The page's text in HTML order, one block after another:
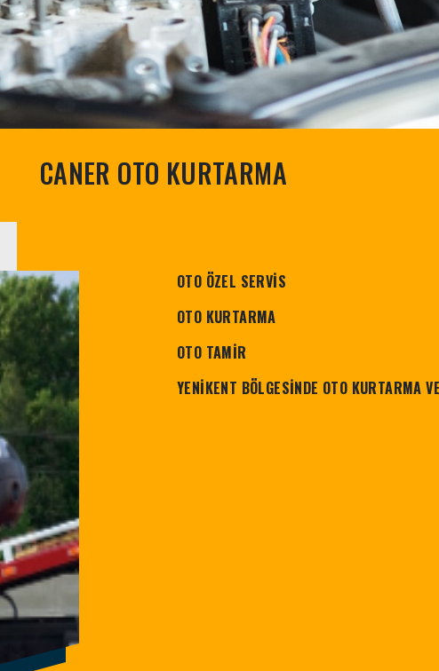
CANER OTO KURTARMA
OTO ÖZEL SERVİS
OTO KURTARMA
OTO TAMİR
YENİKENT BÖLGESİNDE OTO KURTARMA